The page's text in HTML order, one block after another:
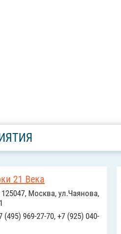
21 Века
125047, Москва, ул.Чаянова,
(495) 969-27-70, +7 (925) 040-